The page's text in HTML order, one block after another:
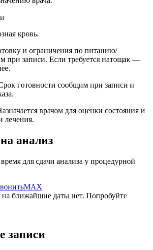
кровь.
и ограничения по питанию/
при записи. Если требуется натощак —
готовности сообщим при записи и
врачом для оценки состояния и
лечения.
анализ
для сдачи анализа у процедурной
MAX
ближайшие даты нет. Попробуйте
записи